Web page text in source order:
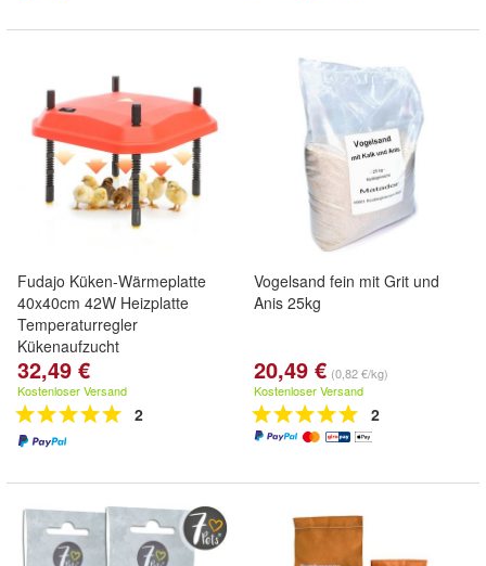
Fudajo Küken-Wärmeplatte
40x40cm 42W Heizplatte
Temperaturregler
Kükenaufzucht
32,49 €
Kostenloser Versand
2
Vogelsand fein mit Grit und
Anis 25kg
20,49 € (0,82 €/kg)
Kostenloser Versand
2